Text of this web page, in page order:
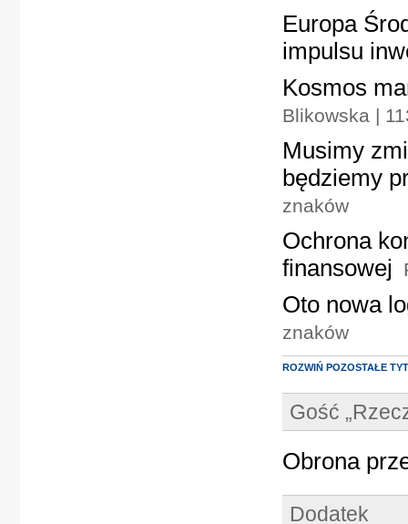
Europa
impulsu
Kosmos
Blikowska |
Musimy
będziemy
znaków
Ochrona
finansowej
Oto nowa
znaków
ROZWIŃ POZOSTAŁE
Gość
Obrona
Dodatek